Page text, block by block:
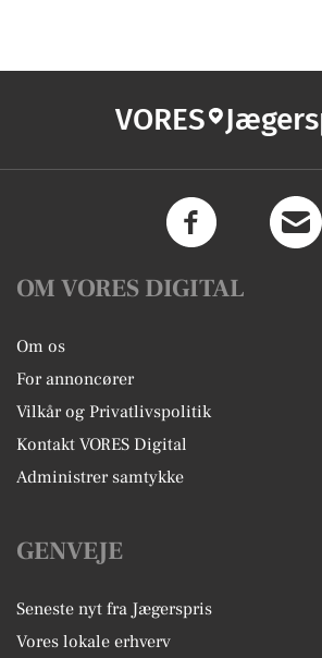
VORES
OM VORES DIGITAL
Om os
For annoncører
Vilkår og Privatlivspolitik
Kontakt VORES Digital
Administrer samtykke
GENVEJE
Seneste nyt fra Jægerspris
Vores lokale erhverv